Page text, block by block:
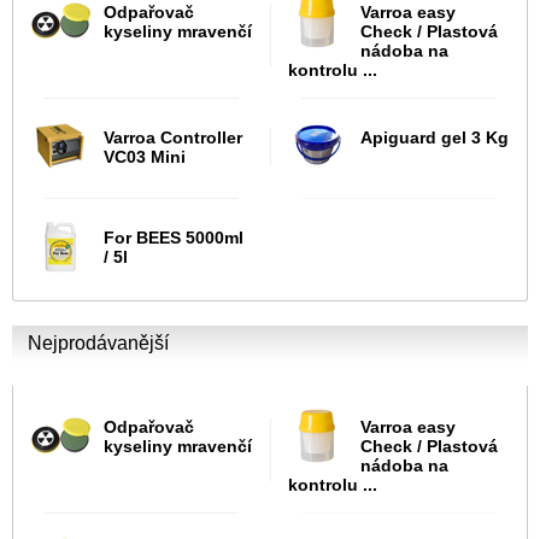
Odpařovač
kyseliny mravenčí
Varroa easy
Check / Plastová
nádoba na
kontrolu ...
Varroa Controller
VC03 Mini
Apiguard gel 3 Kg
For BEES 5000ml
/ 5l
Nejprodávanější
Odpařovač
kyseliny mravenčí
Varroa easy
Check / Plastová
nádoba na
kontrolu ...